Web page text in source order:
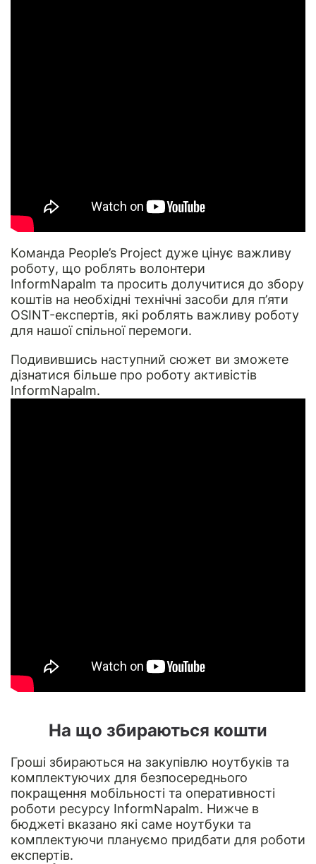
Команда People’s Project дуже цінує важливу
роботу, що роблять волонтери
InformNapalm та просить долучитися до збору
коштів на необхідні технічні засоби для п’яти
OSINT-експертів, які роблять важливу роботу
для нашої спільної перемоги.
Подивившись наступний сюжет ви зможете
дізнатися більше про роботу активістів
InformNapalm.
На що збираються кошти
Гроші збираються на закупівлю ноутбуків та
комплектуючих для безпосереднього
покращення мобільності та оперативності
роботи ресурсу InformNapalm. Нижче в
бюджеті вказано які саме ноутбуки та
комплектуючи плануємо придбати для роботи
експертів.